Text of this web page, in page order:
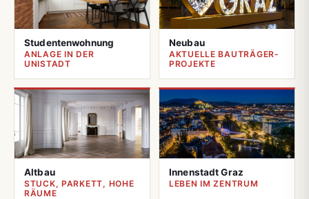
Studentenwohnung
ANLAGE IN DER
UNISTADT
Neubau
AKTUELLE BAUTRÄGER-
PROJEKTE
Altbau
STUCK, PARKETT, HOHE
RÄUME
Innenstadt Graz
LEBEN IM ZENTRUM